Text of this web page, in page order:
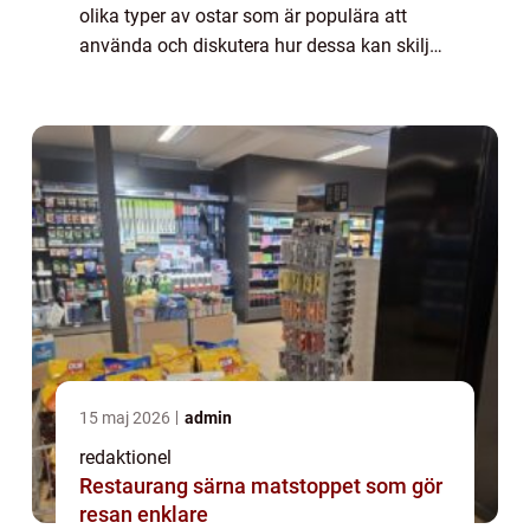
olika typer av ostar som är populära att
använda och diskutera hur dessa kan skilja
15 maj 2026 admin
redaktionel
Restaurang särna matstoppet som gör
resan enklare